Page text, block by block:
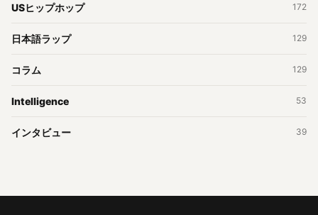
USヒップホップ 172
日本語ラップ 129
コラム 129
Intelligence 53
インタビュー 39